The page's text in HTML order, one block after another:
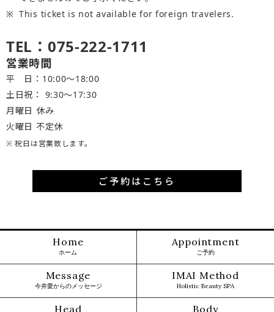
This ticket is not available for foreign travelers.
TEL：075-222-1711
営業時間
平 日：10:00～18:00
土日祝： 9:30〜17:30
月曜日 休み
火曜日 不定休
※ 祝日は営業致します。
ご予約はこちら
Home
ホーム
Appointment
ご予約
Message
今井愛からのメッセージ
IMAI Method
Holistic Beauty SPA
Head Body